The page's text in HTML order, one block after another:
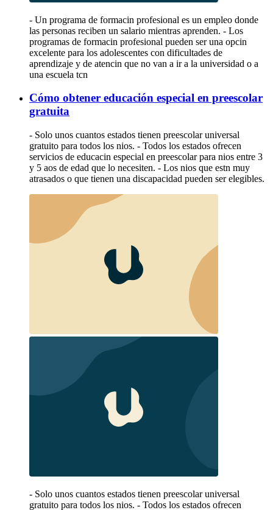
- Un programa de formacin profesional es un empleo donde
las personas reciben un salario mientras aprenden. - Los
programas de formacin profesional pueden ser una opcin
excelente para los adolescentes con dificultades de
aprendizaje y de atencin que no van a ir a la universidad o a
una escuela tcn
Cómo obtener educación especial en preescolar
gratuita
- Solo unos cuantos estados tienen preescolar universal
gratuito para todos los nios. - Todos los estados ofrecen
servicios de educacin especial en preescolar para nios entre 3
y 5 aos de edad que lo necesiten. - Los nios que estn muy
atrasados o que tienen una discapacidad pueden ser elegibles.
- Solo unos cuantos estados tienen preescolar universal
gratuito para todos los nios. - Todos los estados ofrecen